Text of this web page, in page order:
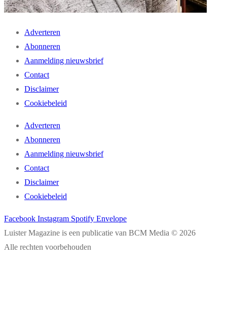
Adverteren
Abonneren
Aanmelding nieuwsbrief
Contact
Disclaimer
Cookiebeleid
Adverteren
Abonneren
Aanmelding nieuwsbrief
Contact
Disclaimer
Cookiebeleid
Facebook Instagram Spotify Envelope
Luister Magazine is een publicatie van BCM Media © 2026
Alle rechten voorbehouden